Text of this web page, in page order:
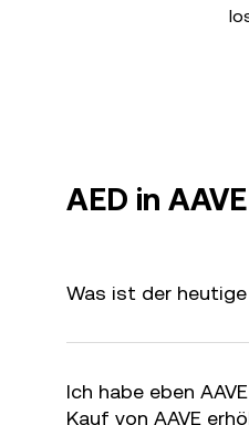
AED in
Was ist der heutige
Ich habe eben
Kauf von AAVE